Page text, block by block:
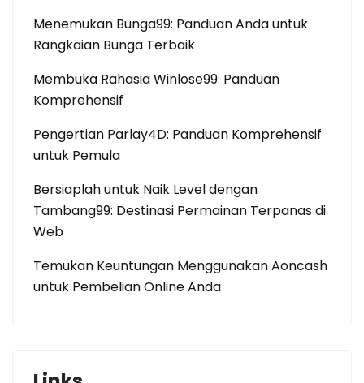
Menemukan Bunga99: Panduan Anda untuk
Rangkaian Bunga Terbaik
Membuka Rahasia Winlose99: Panduan
Komprehensif
Pengertian Parlay4D: Panduan Komprehensif
untuk Pemula
Bersiaplah untuk Naik Level dengan
Tambang99: Destinasi Permainan Terpanas di
Web
Temukan Keuntungan Menggunakan Aoncash
untuk Pembelian Online Anda